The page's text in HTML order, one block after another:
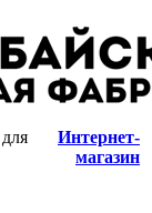
от
Интернет-
магазин